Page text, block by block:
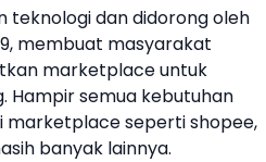
teknologi dan didorong oleh
membuat masyarakat
marketplace untuk
Hampir semua kebutuhan
marketplace seperti shopee,
banyak lainnya.